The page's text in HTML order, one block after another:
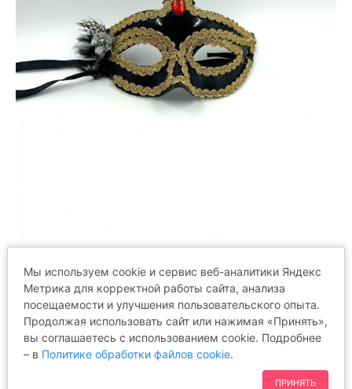
ОТЗЫВЫ
Мы используем cookie и сервис веб-аналитики Яндекс
Метрика для корректной работы сайта, анализа
посещаемости и улучшения пользовательского опыта.
Продолжая использовать сайт или нажимая «Принять»,
вы соглашаетесь с использованием cookie. Подробнее
– в Политике обработки файлов cookie.
ПРИНЯТЬ